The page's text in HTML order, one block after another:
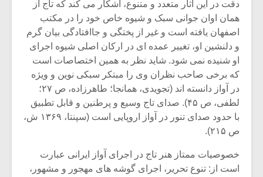
دقت در این آثار متعدد و متنوع، آشکار می کند که تاج از
همان اوان جوانی سبک و شیوه خاص خود را در مکتب
اصفهان یافته است و غیر از پختگی و جاافتادگی بیان گرم
و دلنشین او، تغییر عمده ای در ارکان اصلی شیوه اجرای
او شنیده نمی شود. شاید نظر به همین اختصاصات است
که برخی صاحب نظران وی را مبتکر سبکی نوین و ویژه
در آواز دانسته اند (تجویدی، همانجا؛ طاهرزاده، ص ۲۷؛
لطفی، ص ۴۵). صدای تاج وسیع و پرطنین و قابل تطبیق
با حدود صدای تنور در آواز اروپایی است (سپنتا، ۱۳۶۹ ش،
ص ۲۱۵).
خصوصیات ممتاز هنر تاج در اجرای آواز ایرانی عبارت
است از: تنوع تحریر، اجرای گوشه ‌های مهجور و مشهور،